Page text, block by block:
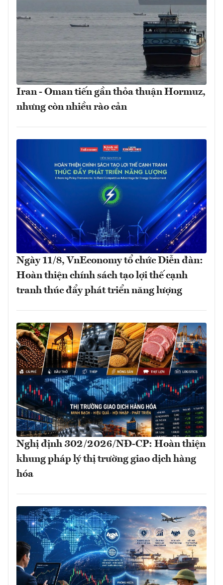
Iran - Oman tiến gần thỏa thuận Hormuz,
nhưng còn nhiều rào cản
Ngày 11/8, VnEconomy tổ chức Diễn đàn:
Hoàn thiện chính sách tạo lợi thế cạnh
tranh thúc đẩy phát triển năng lượng
Nghị định 302/2026/NĐ-CP: Hoàn thiện
khung pháp lý thị trường giao dịch hàng
hóa